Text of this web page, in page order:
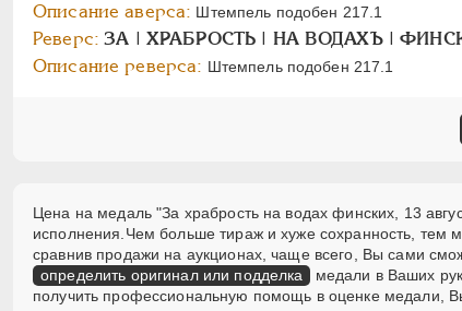
Описание аверса: Штемпель подобен 217.1
Реверс: ЗА | ХРАБРОСТЬ | НА ВОДАХЪ |
Описание реверса: Штемпель подобен 217.1
Цена на медаль "За храбрость на водах финских, 13
исполнения.Чем больше тираж и хуже сохранность, тем
сравнив продажи на аукционах, чаще всего, Вы сами
определить оригинал или подделка
медали в Ваших
получить профессиональную помощь в оценке медали,